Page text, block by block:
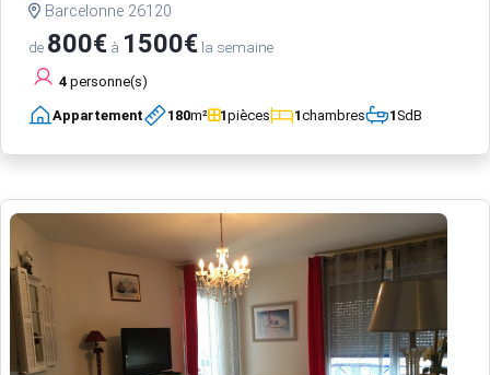
Barcelonne 26120
de 800€ à 1500€ la semaine
4 personne(s)
Appartement 180m² 1pièces 1chambres 1SdB